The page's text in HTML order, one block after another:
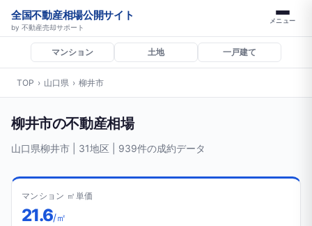
全国不動産相場公開サイト
by 不動産売却サポート
メニュー
マンション 土地 一戸建て
TOP › 山口県 › 柳井市
柳井市の不動産相場
山口県柳井市 | 31地区 | 939件の成約データ
マンション ㎡単価
21.6/㎡